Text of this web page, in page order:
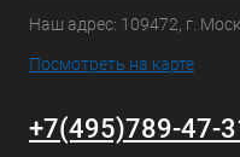
Наш адрес: 109472, г.
Посмотреть на карте
+7(495)789-47-